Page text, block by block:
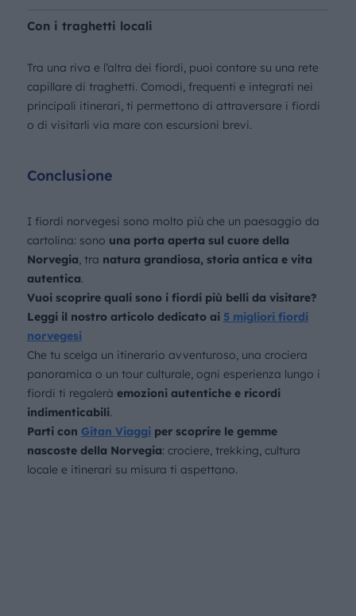
Con i traghetti locali
Tra una riva e l’altra dei fiordi, puoi contare su una rete
capillare di traghetti. Comodi, frequenti e integrati nei
principali itinerari, ti permettono di attraversare i fiordi
o di visitarli via mare con escursioni brevi.
Conclusione
I fiordi norvegesi sono molto più che un paesaggio da
cartolina: sono una porta aperta sul cuore della
Norvegia, tra natura grandiosa, storia antica e vita
autentica.
Vuoi scoprire quali sono i fiordi più belli da visitare?
Leggi il nostro articolo dedicato ai 5 migliori fiordi
norvegesi
Che tu scelga un itinerario avventuroso, una crociera
panoramica o un tour culturale, ogni esperienza lungo i
fiordi ti regalerà emozioni autentiche e ricordi
indimenticabili.
Parti con Gitan Viaggiper scoprire le gemme
nascoste della Norvegia: crociere, trekking, cultura
locale e itinerari su misura ti aspettano.